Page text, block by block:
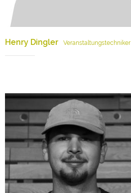
Henry Dingler Veranstaltungstechniker